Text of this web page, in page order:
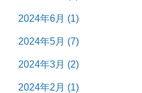
2024年6月 (1)
2024年5月 (7)
2024年3月 (2)
2024年2月 (1)